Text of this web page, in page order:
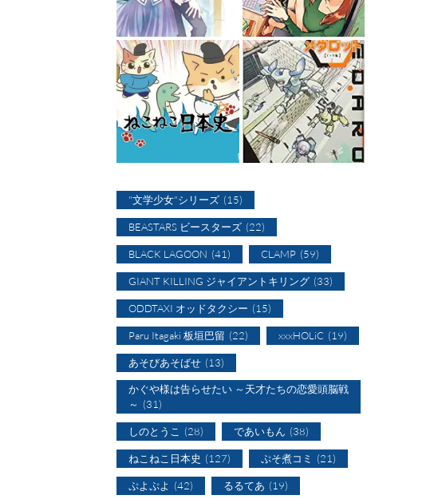
"文学少女"シリーズ (15)
BEASTARS ビースターズ (22)
BLACK LAGOON (41) CLAMP (59)
GIANT KILLING ジャイアントキリング (33)
ODDTAXI オッドタクシー (15)
Paru Itagaki 板垣巴留 (22) xxxHOLiC (19)
あそびあそばせ (13)
かぐや様は告らせたい ～天才たちの恋愛頭脳戦
～ (31)
しのとうこ (28) であいもん (38)
ねこねこ日本史 (127) ぷそ煮コミ (21)
ぷよぷよ (42) るるてあ (19)